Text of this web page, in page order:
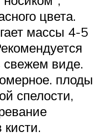
цвета.
массы 4-5
свежем виде.
плоды
спелости,